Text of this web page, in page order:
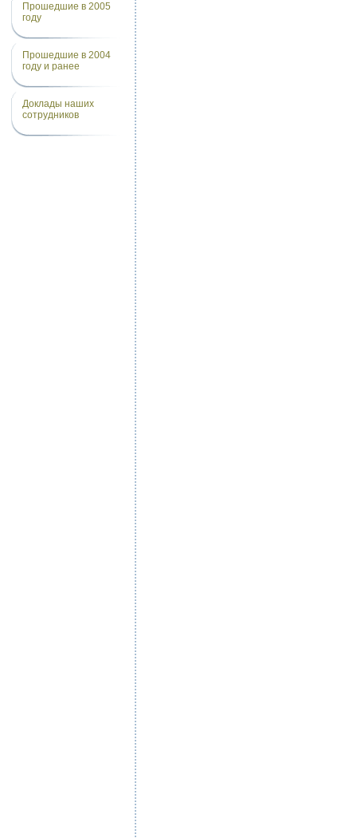
Прошедшие в 2005
году
Прошедшие в 2004
году и ранее
Доклады наших
сотрудников